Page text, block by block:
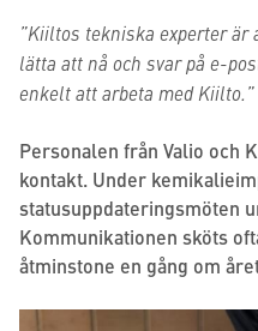
”Kiiltos tekniska experter
lätta att nå och svar på e-
enkelt att arbeta med Kiilto.”
Personalen från Valio och
kontakt. Under
statusuppdateringsmöten
Kommunikationen sköts
åtminstone en gång om